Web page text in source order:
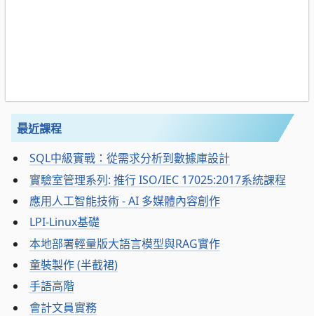
最近課程
SQL中級實戰：從需求分析到數據庫設計
實驗室管理系列: 推行 ISO/IEC 17025:2017系統課程
應用人工智能技術 - AI 多媒體內容創作
LPI-Linux基礎
本地部署輕量版大語言模型與RAG實作
童裝製作 (半截裙)
手語高階
會計文員實務